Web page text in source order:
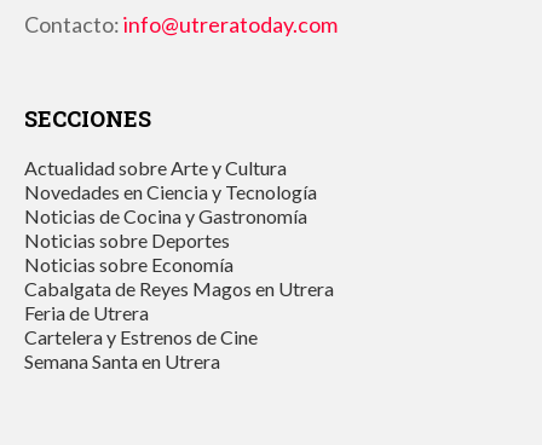
Contacto:info@utreratoday.com
SECCIONES
Actualidad sobre Arte y Cultura
Novedades en Ciencia y Tecnología
Noticias de Cocina y Gastronomía
Noticias sobre Deportes
Noticias sobre Economía
Cabalgata de Reyes Magos en Utrera
Feria de Utrera
Cartelera y Estrenos de Cine
Semana Santa en Utrera